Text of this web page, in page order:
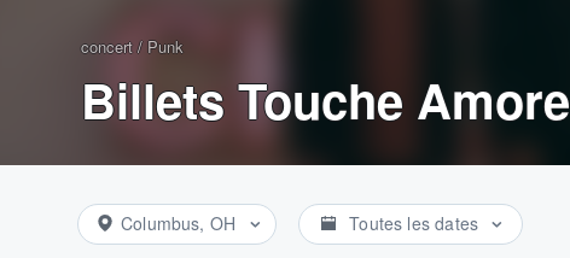
concert / Punk
Billets Touche Amore
Columbus, OH Toutes les dates